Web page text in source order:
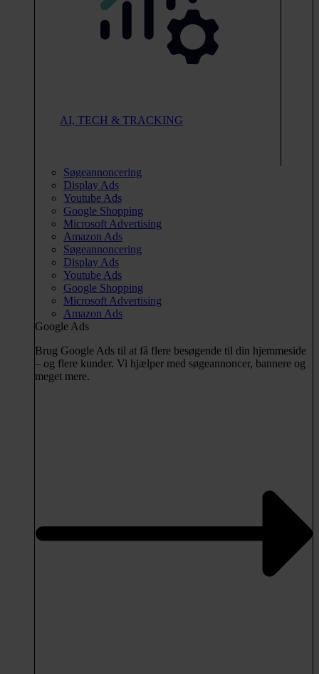
AI, TECH & TRACKING
Søgeannoncering
Display Ads
Youtube Ads
Google Shopping
Microsoft Advertising
Amazon Ads
Søgeannoncering
Display Ads
Youtube Ads
Google Shopping
Microsoft Advertising
Amazon Ads
Google Ads
Brug Google Ads til at få flere besøgende til din hjemmeside
– og flere kunder. Vi hjælper med søgeannoncer, bannere og
meget mere.